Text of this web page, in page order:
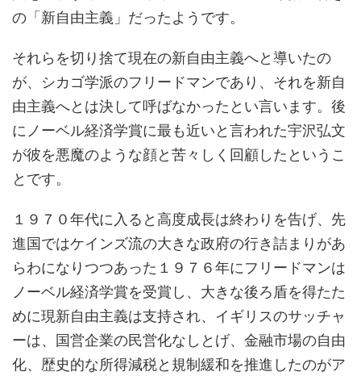
の「新自由主義」だったようです。
それらを切り捨て現在の新自由主義へと導いたの
が、シカゴ学派のフリードマンであり、それを新自
由主義へとは決して呼ばなかったとい言います。後
にノーベル経済学賞に最も近いと言われた宇沢弘文
が彼を悪魔のような顔と苦々しく回顧したというこ
とです。
１９７０年代に入ると高度成長は終わりを告げ、先
進国ではケインズ流の大きな政府の行き詰まりがあ
らわになりつつあった１９７６年にフリードマンは
ノーベル経済学賞を受賞し、大きな後ろ盾を得たた
めに現新自由主義は支持され、イギリスのサッチャ
ーは、国営企業の民営化なしとげ、金融市場の自由
化、歴史的な所得減税と規制緩和を推進したのがア